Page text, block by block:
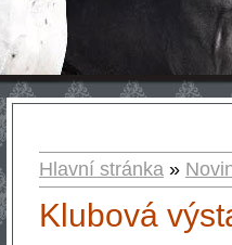
Hlavní stránka »
Klubová